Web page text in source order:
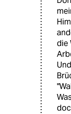
die